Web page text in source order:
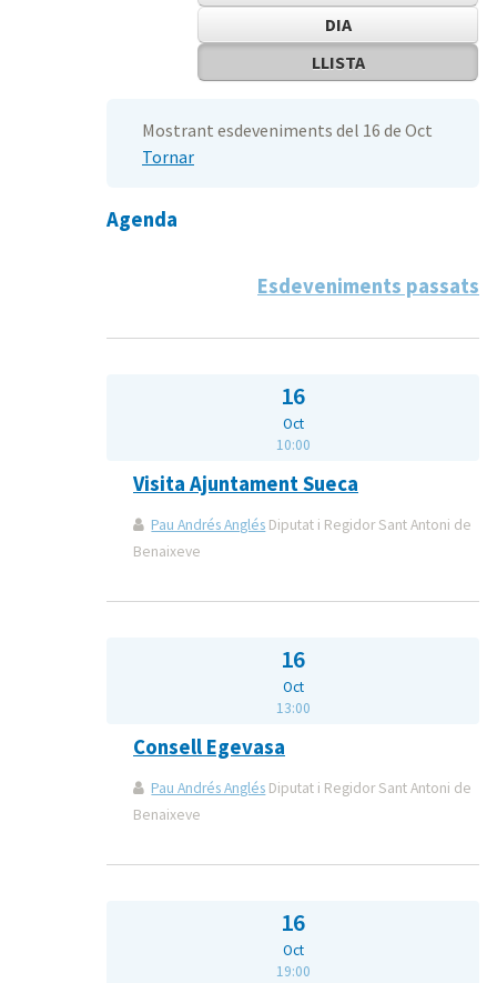
DIA
LLISTA
Mostrant esdeveniments del 16 de Oct
Tornar
Agenda
Esdeveniments passats
16
Oct
10:00
Visita Ajuntament Sueca
Pau Andrés Anglés Diputat i Regidor Sant Antoni de
Benaixeve
16
Oct
13:00
Consell Egevasa
Pau Andrés Anglés Diputat i Regidor Sant Antoni de
Benaixeve
16
Oct
19:00